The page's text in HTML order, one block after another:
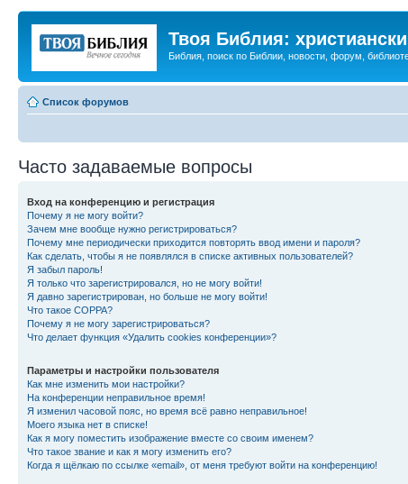
Твоя Библия:
Библия, поиск по Библии, новости, форум,
Список форумов
Часто задаваемые вопросы
Вход на конференцию и регистрация
Почему я не могу войти?
Зачем мне вообще нужно регистрироваться?
Почему мне периодически приходится повторять ввод имени и пароля?
Как сделать, чтобы я не появлялся в списке активных пользователей?
Я забыл пароль!
Я только что зарегистрировался, но не могу войти!
Я давно зарегистрирован, но больше не могу войти!
Что такое COPPA?
Почему я не могу зарегистрироваться?
Что делает функция «Удалить cookies конференции»?
Параметры и настройки пользователя
Как мне изменить мои настройки?
На конференции неправильное время!
Я изменил часовой пояс, но время всё равно неправильное!
Моего языка нет в списке!
Как я могу поместить изображение вместе со своим именем?
Что такое звание и как я могу изменить его?
Когда я щёлкаю по ссылке «email», от меня требуют войти на конференцию!